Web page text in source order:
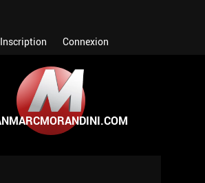
Inscription Connexion